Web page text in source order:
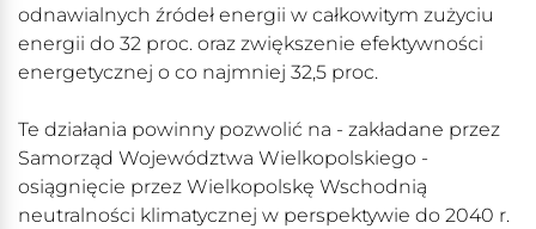
odnawialnych źródeł energii w całkowitym zużyciu
energii do 32 proc. oraz zwiększenie efektywności
energetycznej o co najmniej 32,5 proc.
Te działania powinny pozwolić na - zakładane przez
Samorząd Województwa Wielkopolskiego -
osiągnięcie przez Wielkopolskę Wschodnią
neutralności klimatycznej w perspektywie do 2040 r.